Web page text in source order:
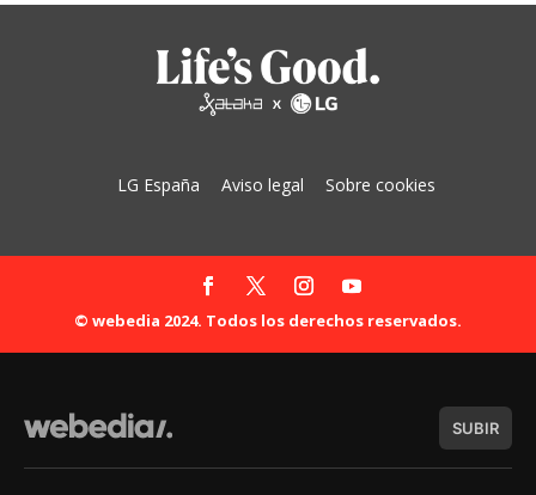
LG España Aviso legal Sobre cookies
© webedia 2024. Todos los derechos reservados.
SUBIR